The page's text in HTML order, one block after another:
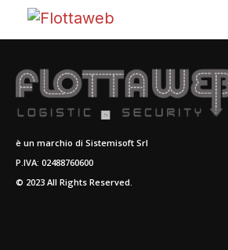
è un marchio di Sistemisoft Srl
P.IVA: 02488760600
© 2023 All Rights Reserved.